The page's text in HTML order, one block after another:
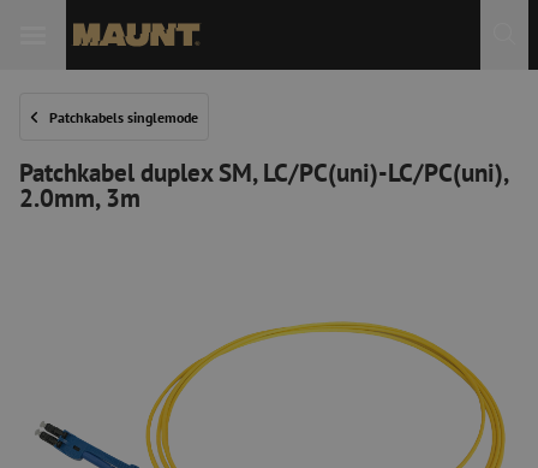
Patchkabels singlemode
Patchkabel duplex SM, LC/PC(uni)-LC/PC(uni),
2.0mm, 3m